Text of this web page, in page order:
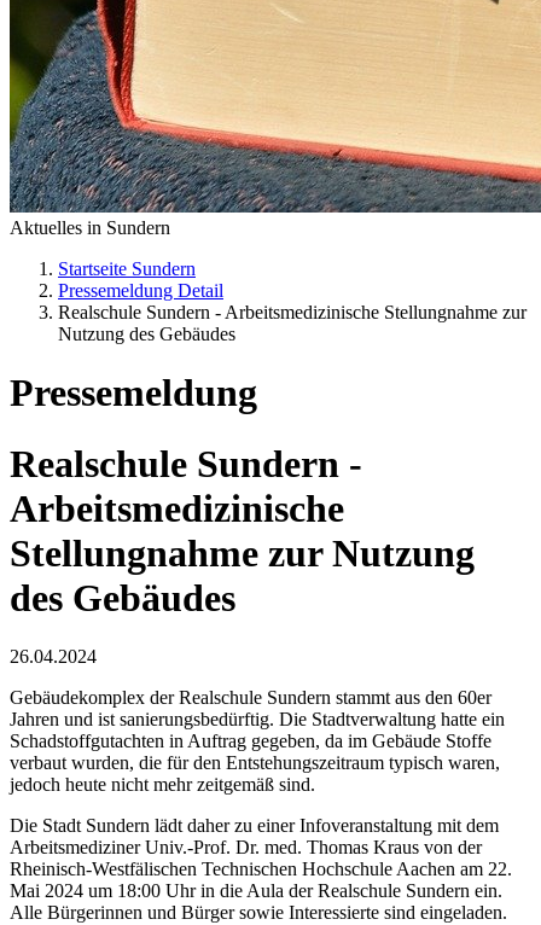
Aktuelles in Sundern
Startseite Sundern
Pressemeldung Detail
Realschule Sundern - Arbeitsmedizinische Stellungnahme zur
Nutzung des Gebäudes
Pressemeldung
Realschule Sundern -
Arbeitsmedizinische
Stellungnahme zur Nutzung
des Gebäudes
26.04.2024
Gebäudekomplex der Realschule Sundern stammt aus den 60er
Jahren und ist sanierungsbedürftig. Die Stadtverwaltung hatte ein
Schadstoffgutachten in Auftrag gegeben, da im Gebäude Stoffe
verbaut wurden, die für den Entstehungszeitraum typisch waren,
jedoch heute nicht mehr zeitgemäß sind.
Die Stadt Sundern lädt daher zu einer Infoveranstaltung mit dem
Arbeitsmediziner Univ.-Prof. Dr. med. Thomas Kraus von der
Rheinisch-Westfälischen Technischen Hochschule Aachen am 22.
Mai 2024 um 18:00 Uhr in die Aula der Realschule Sundern ein.
Alle Bürgerinnen und Bürger sowie Interessierte sind eingeladen.